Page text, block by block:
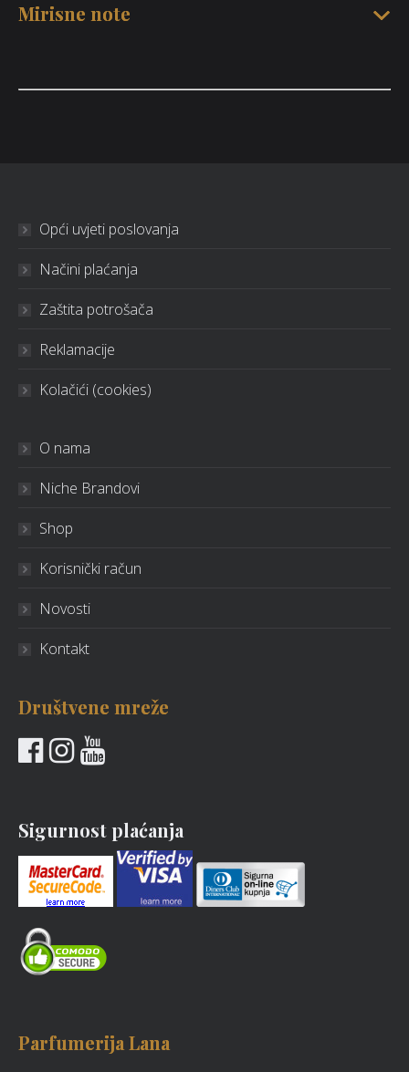
Mirisne note
Opći uvjeti poslovanja
Načini plaćanja
Zaštita potrošača
Reklamacije
Kolačići (cookies)
O nama
Niche Brandovi
Shop
Korisnički račun
Novosti
Kontakt
Društvene mreže
Sigurnost plaćanja
Parfumerija Lana